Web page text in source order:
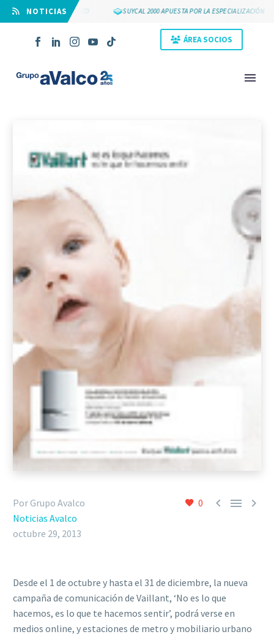
⠀NOTICIAS
25 AÑOS DE GRUPO AVALCO SUYCAL 2000 APUESTA POR LA ESPECIALIZACIÓN
ÁREA SOCIOS
0   
Por Grupo Avalco
Noticias Avalco
octubre 29, 2013
Desde el 1 de octubre y hasta el 31 de diciembre, la nueva
campaña de comunicación de Vaillant, ‘No es lo que
hacemos, es lo que te hacemos sentir’, podrá verse en
medios online, y estaciones de metro y mobiliario urbano